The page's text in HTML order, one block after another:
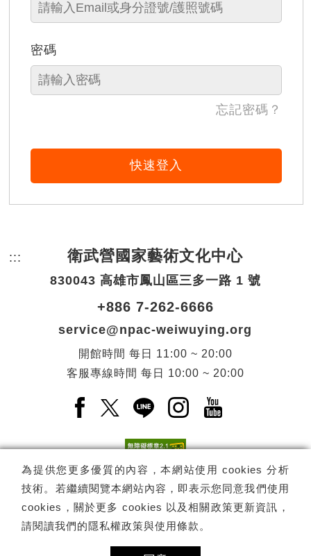
密碼
忘記密碼？
快速登入
為提供您更多優質的內容，本網站使用 cookies 分析
技術。若繼續閱覽本網站內容，即表示您同意我們使用
cookies，關於更多 cookies 以及相關政策更新資訊，
請閱讀我們的隱私權政策與使用條款 。
::: 頁尾網站資訊。
衛武營國家藝術文化中心
830043 高雄市鳳山區三多一路 1 號
+886 7-262-6666
service@npac-weiwuying.org
開館時間 每日
11:00 ~ 20:00
客服專線時間 每日 10:00 ~ 20:00
Facebook(另開新視窗)
X(另開新視窗)
LINE(另開新視窗)
Instagram(另開新視
YouTube(另開
電子報訂閱 訂閱
Copyright © 國家表演藝術中心 -衛武營國家藝術文化中心